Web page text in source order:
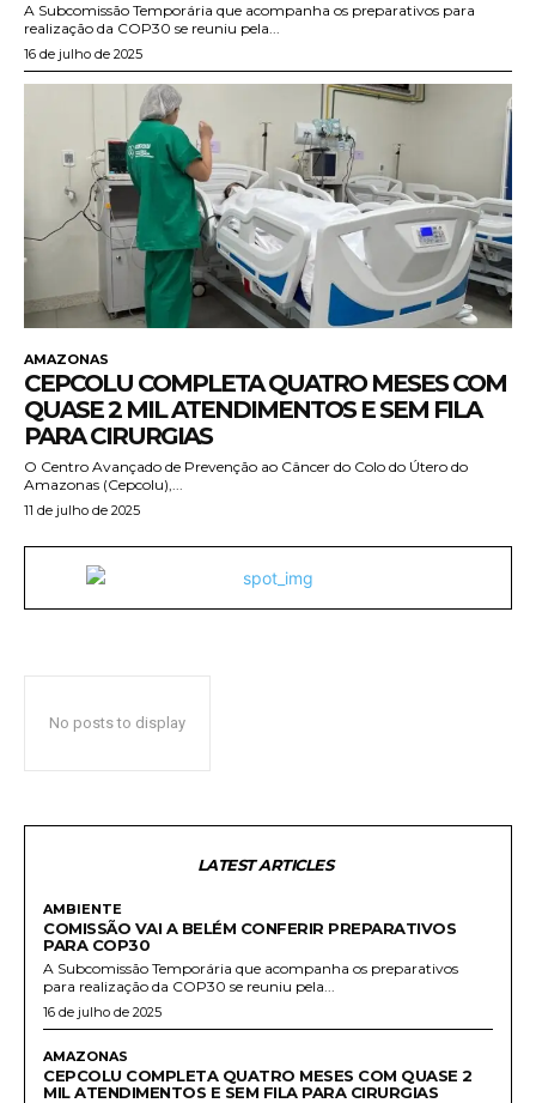
A Subcomissão Temporária que acompanha os preparativos para
realização da COP30 se reuniu pela...
16 de julho de 2025
AMAZONAS
CEPCOLU COMPLETA QUATRO MESES COM
QUASE 2 MIL ATENDIMENTOS E SEM FILA
PARA CIRURGIAS
O Centro Avançado de Prevenção ao Câncer do Colo do Útero do
Amazonas (Cepcolu),...
11 de julho de 2025
No posts to display
LATEST ARTICLES
AMBIENTE
COMISSÃO VAI A BELÉM CONFERIR PREPARATIVOS
PARA COP30
A Subcomissão Temporária que acompanha os preparativos
para realização da COP30 se reuniu pela...
16 de julho de 2025
AMAZONAS
CEPCOLU COMPLETA QUATRO MESES COM QUASE 2
MIL ATENDIMENTOS E SEM FILA PARA CIRURGIAS